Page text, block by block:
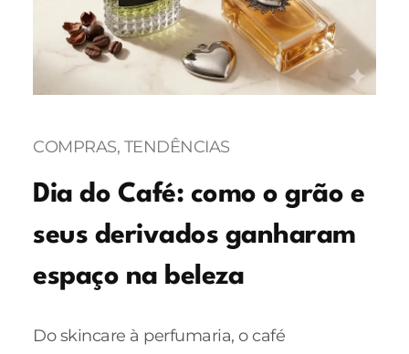
COMPRAS, TENDÊNCIAS
Dia do Café: como o grão e
seus derivados ganharam
espaço na beleza
Do skincare à perfumaria, o café